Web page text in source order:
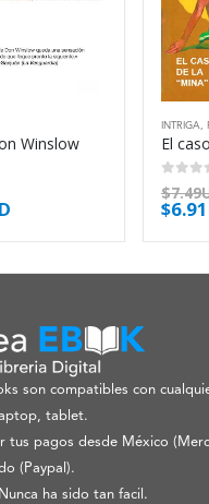
Winslow
INTRIGA,
0out
$
$
son compatibles con
tablet.
tus pagos desde México
(Paypal).
ha sido tan facil.